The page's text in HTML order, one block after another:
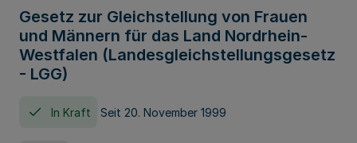
Gesetz zur Gleichstellung von Frauen
und Männern für das Land Nordrhein-
Westfalen (Landesgleichstellungsgesetz
- LGG)
In Kraft Seit 20. November 1999